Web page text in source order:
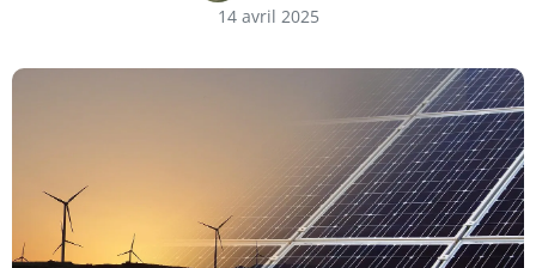
14 avril 2025